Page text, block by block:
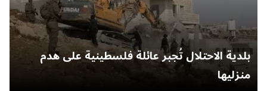
بلدية الاحتلال تُجبر عائلة فلسطينية على هدم
منزليها